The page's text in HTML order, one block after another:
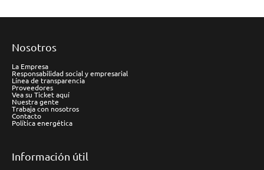
Nosotros
La Empresa
Responsabilidad social y empresarial
Línea de transparencia
Proveedores
Vea su Ticket aquí
Nuestra gente
Trabaja con nosotros
Contacto
Política energética
Información útil